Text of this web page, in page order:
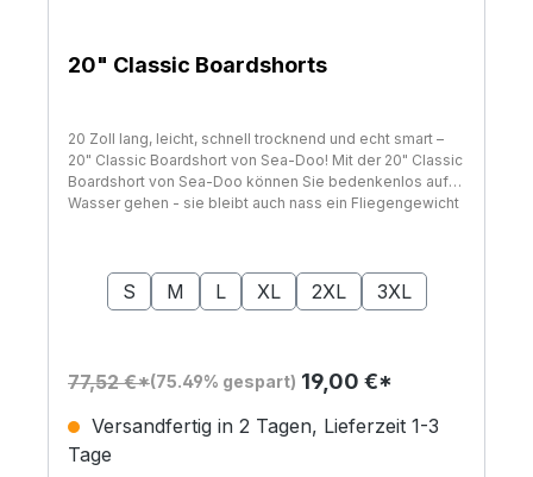
20" Classic Boardshorts
20 Zoll lang, leicht, schnell trocknend und echt smart –
20" Classic Boardshort von Sea-Doo! Mit der 20" Classic
Boardshort von Sea-Doo können Sie bedenkenlos aufs
Wasser gehen - sie bleibt auch nass ein Fliegengewicht
bietet UPF 40 UV-Schutz. Der Schnürverschluss an der
Vorderseite bietet eine optimale Passform, und clevere
Kleinigkeiten sicher unter. Auf einen Blick 90%
Polyester, 10% Elasthan. Saumweite: 20".
Wasserabweisende Beschichtung. UV-Schutz 40 UPF.
Schnürverschluss vorne. 2 Einschubtaschen und 1
Gesäßtasche mit Reißverschluss. Schlüsselschlaufe am
S
M L XL 2XL 3XL
77,52 €*(75.49% gespart) 19,00 €*
Versandfertig in 2 Tagen, Lieferzeit 1-3
Tage